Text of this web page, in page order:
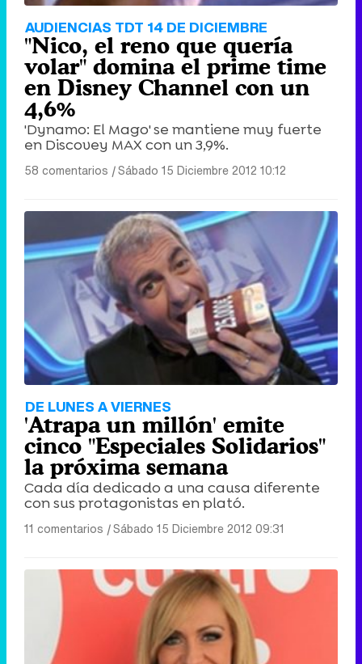
AUDIENCIAS TDT 14 DE DICIEMBRE
"Nico, el reno que quería
volar" domina el prime time
en Disney Channel con un
4,6%
'Dynamo: El Mago' se mantiene muy fuerte
en Discovey MAX con un 3,9%.
58 comentarios |Sábado 15 Diciembre 2012 10:12
DE LUNES A VIERNES
'Atrapa un millón' emite
cinco "Especiales Solidarios"
la próxima semana
Cada día dedicado a una causa diferente
con sus protagonistas en plató.
11 comentarios |Sábado 15 Diciembre 2012 09:31